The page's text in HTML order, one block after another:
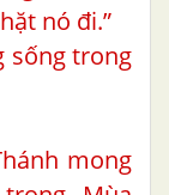
nó đi.”
sống trong
mong